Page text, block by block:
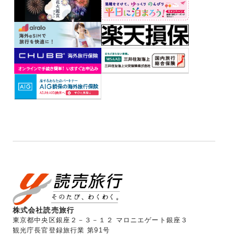
株式会社読売旅行
東京都中央区銀座２－３－１２ マロニエゲート銀座３
観光庁長官登録旅行業 第91号